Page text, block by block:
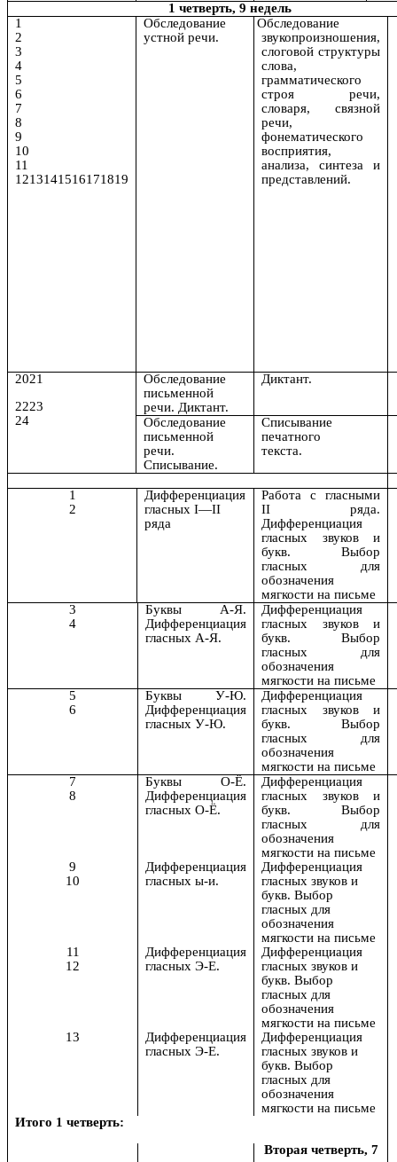
1 четверть, 9 недель
1
2
3
4
5
6
7
8
9
10
11
1213141516171819
Обследование
устной речи.
Обследование
звукопроизношения,
слоговой структуры
слова,
грамматического
строя речи,
словаря, связной
речи,
фонематического
восприятия,
анализа, синтеза и
представлений.
2021
2223
24
Обследование
письменной
речи. Диктант.
Диктант.
Обследование
письменной
речи.
Списывание.
Списывание
печатного
текста.
1
2
Дифференциация
гласных I—II
ряда
Работа с гласными
II ряда.
Дифференциация
гласных звуков и
букв. Выбор
гласных для
обозначения
мягкости на письме
3
4
Буквы А-Я.
Дифференциация
гласных А-Я.
Дифференциация
гласных звуков и
букв. Выбор
гласных для
обозначения
мягкости на письме
5
6
Буквы У-Ю.
Дифференциация
гласных У-Ю.
Дифференциация
гласных звуков и
букв. Выбор
гласных для
обозначения
мягкости на письме
7
8
Буквы О-Ё.
Дифференциация
гласных О-Ё.
Дифференциация
гласных звуков и
букв. Выбор
гласных для
обозначения
мягкости на письме
9
10
Дифференциация
гласных ы-и.
Дифференциация
гласных звуков и
букв. Выбор
гласных для
обозначения
мягкости на письме
11
12
Дифференциация
гласных Э-Е.
Дифференциация
гласных звуков и
букв. Выбор
гласных для
обозначения
мягкости на письме
13
Дифференциация
гласных Э-Е.
Дифференциация
гласных звуков и
букв. Выбор
гласных для
обозначения
мягкости на письме
Итого 1 четверть:
Вторая четверть, 7